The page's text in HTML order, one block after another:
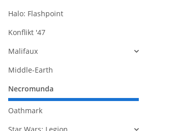
Halo: Flashpoint
Konflikt '47
Malifaux
Middle-Earth
Necromunda
Oathmark